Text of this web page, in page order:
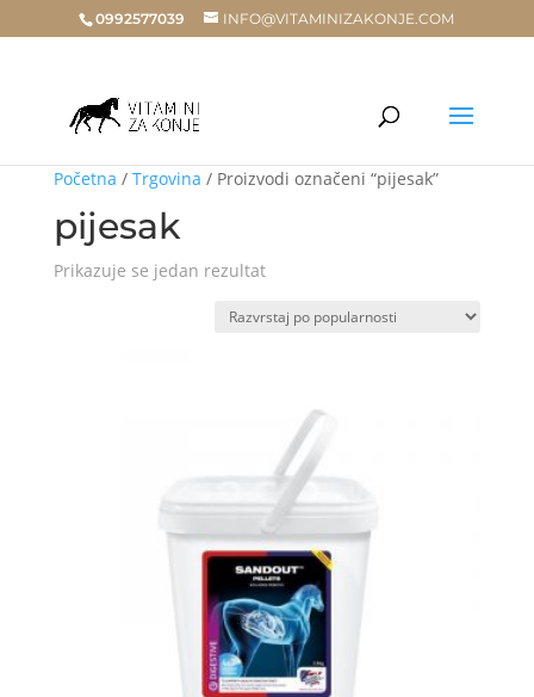
0992577039 INFO@VITAMINIZAKONJE.COM
Početna / Trgovina / Proizvodi označeni “pijesak”
pijesak
Prikazuje se jedan rezultat